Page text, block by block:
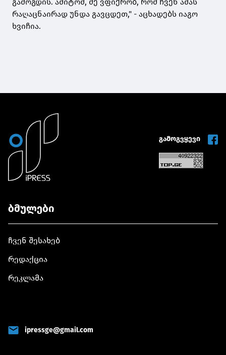
გამოგდის. ამიტომ, მე ვფიქრობ, რომ ჩვენ ამას
რაღაცნაირად უნდა გავცდეთ," - აცხადებს იაგო
ხვიჩია.
გამოგვყევი
ბმულები
ჩვენ შესახებ
რედაქცია
რეკლამა
ipressge@gmail.com